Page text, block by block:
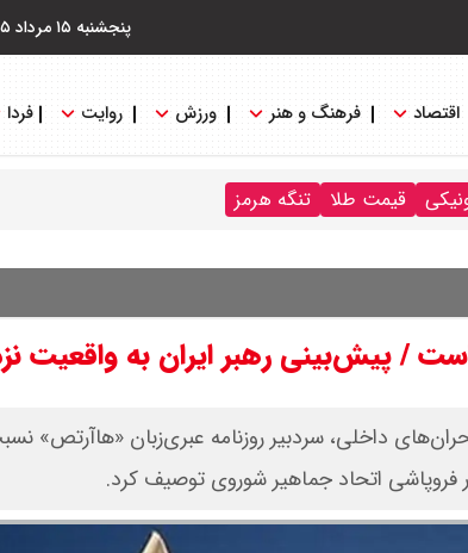
پنجشنبه ۱۵ مرداد ۱۴۰۵
اقتصاد فرهنگ و هنر ورزش روایت فردا
قیمت طلا تنگه هرمز
/ پیش‌بینی رهبر ایران به واقعیت
داخلی، سردبیر روزنامه عبری‌زبان «هاآرتص»
فروپاشی اتحاد جماهیر شوروی توصیف کرد.